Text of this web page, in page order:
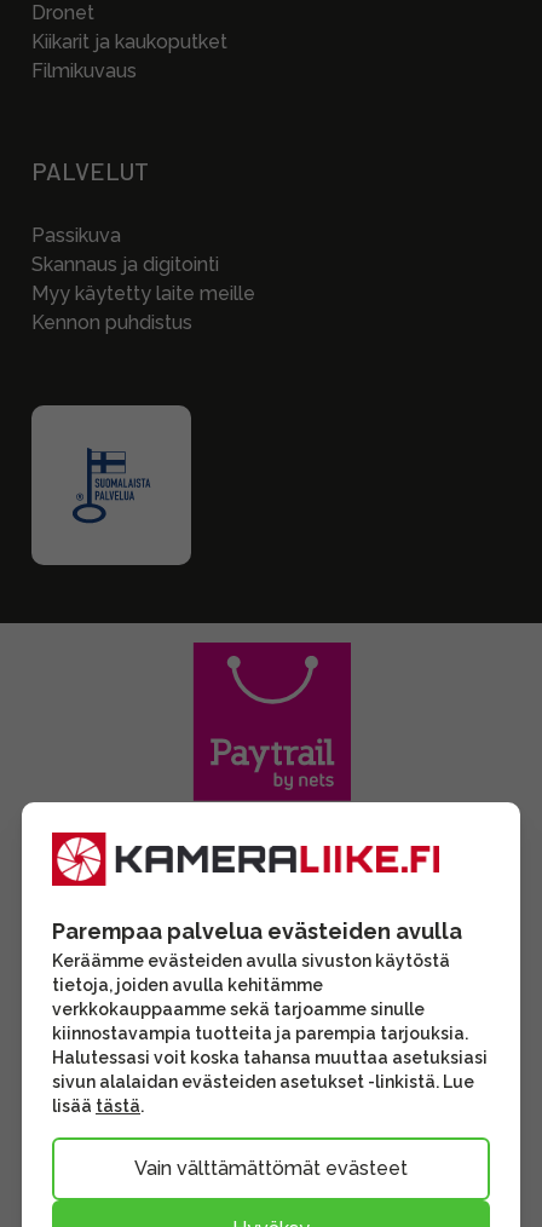
Dronet
Kiikarit ja kaukoputket
Filmikuvaus
PALVELUT
Passikuva
Skannaus ja digitointi
Myy käytetty laite meille
Kennon puhdistus
Parempaa palvelua evästeiden avulla
Keräämme evästeiden avulla sivuston käytöstä
tietoja, joiden avulla kehitämme
verkkokauppaamme sekä tarjoamme sinulle
kiinnostavampia tuotteita ja parempia tarjouksia.
Halutessasi voit koska tahansa muuttaa asetuksiasi
sivun alalaidan evästeiden asetukset -linkistä. Lue
lisää tästä.
Vain välttämättömät evästeet